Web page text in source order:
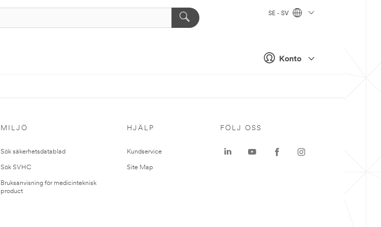
Konto
SE - SV
MILJÖ
Sök säkerhetsdatablad
Sök SVHC
Bruksanvisning för medicinteknisk
product
HJÄLP
Kundservice
Site Map
FÖLJ OSS